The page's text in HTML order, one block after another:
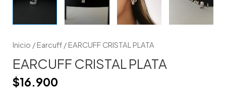
Inicio /Earcuff/ EARCUFF CRISTAL PLATA
EARCUFF CRISTAL PLATA
$16.900